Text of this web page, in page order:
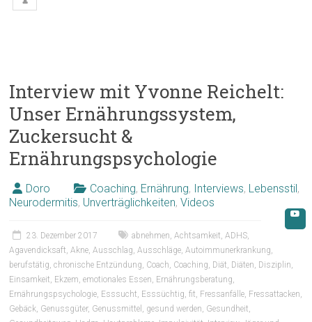
Interview mit Yvonne Reichelt:
Unser Ernährungssystem,
Zuckersucht &
Ernährungspsychologie
Doro Coaching, Ernährung, Interviews, Lebensstil,
Neurodermitis, Unverträglichkeiten,Videos
23. Dezember 2017 abnehmen ,Achtsamkeit ,ADHS
Agavendicksaft ,Akne ,Ausschlag ,Ausschläge ,Autoimmunerkrankung
berufstätig ,chronische Entzündung Coach Coaching Diät Diäten Disziplin
Einsamkeit Ekzem ,emotionales Essen Ernährungsberatung
Ernährungspsychologie Esssucht Esssüchtig ,fit Fressanfälle Fressattacken
Gebäck Genussgüter, Genussmittel gesund werden Gesundheit